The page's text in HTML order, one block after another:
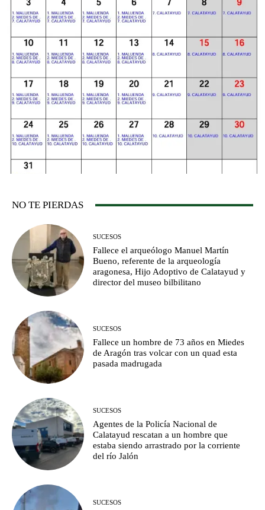
NO TE PIERDAS
SUCESOS
Fallece el arqueólogo Manuel Martín
Bueno, referente de la arqueología
aragonesa, Hijo Adoptivo de Calatayud y
director del museo bilbilitano
SUCESOS
Fallece un hombre de 73 años en Miedes
de Aragón tras volcar con un quad esta
pasada madrugada
SUCESOS
Agentes de la Policía Nacional de
Calatayud rescatan a un hombre que
estaba siendo arrastrado por la corriente
del río Jalón
SUCESOS